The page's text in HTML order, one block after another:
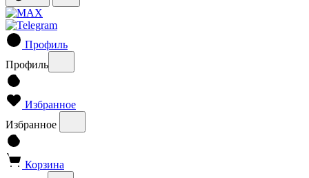
Профиль
Профиль
Избранное
Избранное
Корзина